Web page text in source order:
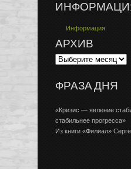
Информация
АРХИВ
ФРАЗА ДНЯ
«Кризис — явление
стабильнее прогресса»
Из книги «Филиал»